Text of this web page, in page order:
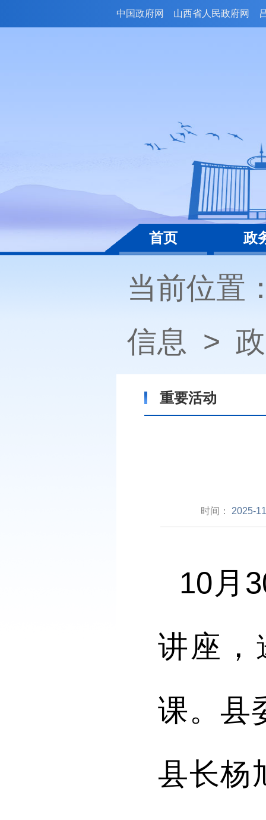
中国政府网 山西省人民政府网
首页 政
当前位置
信息 >
重要活动
时间： 2025-
10月
讲座，
课。县
县长杨